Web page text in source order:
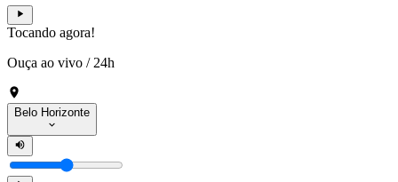
Tocando agora!
Ouça ao vivo / 24h
Belo Horizonte